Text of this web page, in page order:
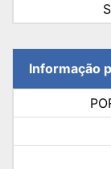
Informação